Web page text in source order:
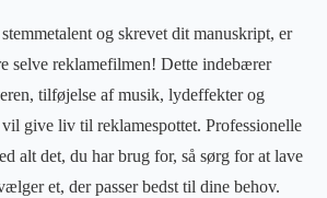
og skrevet dit manuskript, er
selve reklamefilmen! Dette indebærer
tilføjelse af musik, lydeffekter og
vil give liv til reklamespottet. Professionelle
alt det, du har brug for, så sørg for at lave
et, der passer bedst til dine behov.